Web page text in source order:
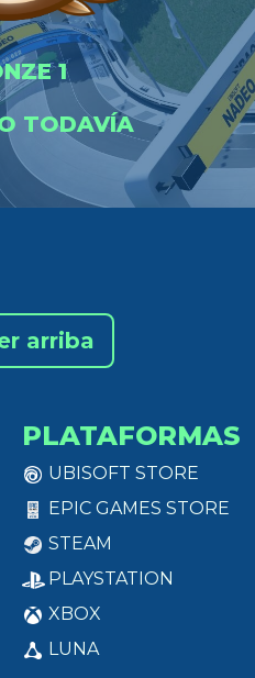
1
TODAVÍA
arriba
PLATAFORMAS
UBISOFT STORE
EPIC GAMES STORE
STEAM
PLAYSTATION
XBOX
LUNA